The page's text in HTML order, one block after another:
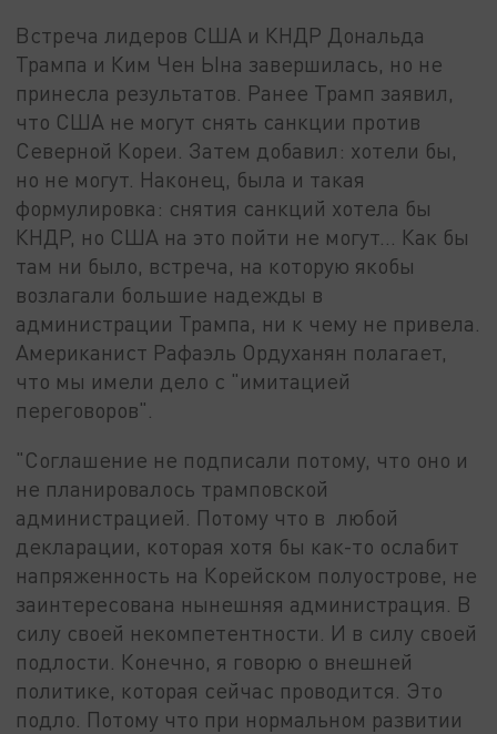
Встреча лидеров США и КНДР Дональда
Трампа и Ким Чен Ына завершилась, но не
принесла результатов. Ранее Трамп заявил,
что США не могут снять санкции против
Северной Кореи. Затем добавил: хотели бы,
но не могут. Наконец, была и такая
формулировка: снятия санкций хотела бы
КНДР, но США на это пойти не могут... Как бы
там ни было, встреча, на которую якобы
возлагали большие надежды в
администрации Трампа, ни к чему не привела.
Американист Рафаэль Ордуханян полагает,
что мы имели дело с "имитацией
переговоров".
"Соглашение не подписали потому, что оно и
не планировалось трамповской
администрацией. Потому что в любой
декларации, которая хотя бы как-то ослабит
напряженность на Корейском полуострове, не
заинтересована нынешняя администрация. В
силу своей некомпетентности. И в силу своей
подлости. Конечно, я говорю о внешней
политике, которая сейчас проводится. Это
подло. Потому что при нормальном развитии